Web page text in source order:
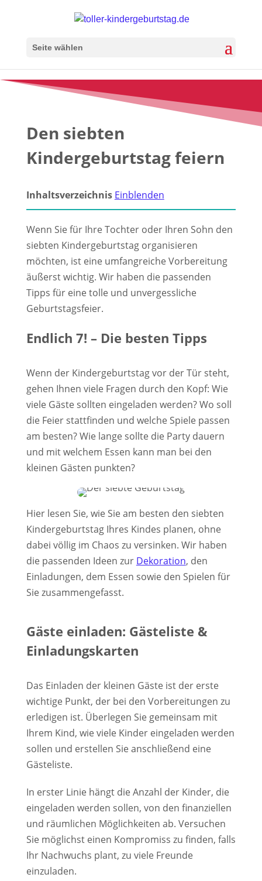
Seite wählen
Den siebten
Kindergeburtstag feiern
Inhaltsverzeichnis Einblenden
Wenn Sie für Ihre Tochter oder Ihren Sohn den
siebten Kindergeburtstag organisieren
möchten, ist eine umfangreiche Vorbereitung
äußerst wichtig. Wir haben die passenden
Tipps für eine tolle und unvergessliche
Geburtstagsfeier.
Endlich 7! – Die besten Tipps
​Wenn der Kindergeburtstag vor der Tür steht,
gehen Ihnen viele Fragen durch den Kopf: Wie
viele Gäste sollten eingeladen werden? Wo soll
die Feier stattfinden und welche Spiele passen
am besten? Wie lange sollte die Party dauern
und mit welchem Essen kann man bei den
kleinen Gästen punkten?
Hier lesen Sie, wie Sie am besten den siebten
Kindergeburtstag Ihres Kindes planen, ohne
dabei völlig im Chaos zu versinken. Wir haben
die passenden Ideen zur Dekoration, den
Einladungen, dem Essen sowie den Spielen für
Sie zusammengefasst.
Gäste einladen: Gästeliste &
Einladungskarten
Das Einladen der kleinen Gäste ist der erste
wichtige Punkt, der bei den Vorbereitungen zu
erledigen ist. Überlegen Sie gemeinsam mit
Ihrem Kind, wie viele Kinder eingeladen werden
sollen und erstellen Sie anschließend eine
Gästeliste.
In erster Linie hängt die Anzahl der Kinder, die
eingeladen werden sollen, von den finanziellen
und räumlichen Möglichkeiten ab. Versuchen
Sie möglichst einen Kompromiss zu finden, falls
Ihr Nachwuchs plant, zu viele Freunde
einzuladen.